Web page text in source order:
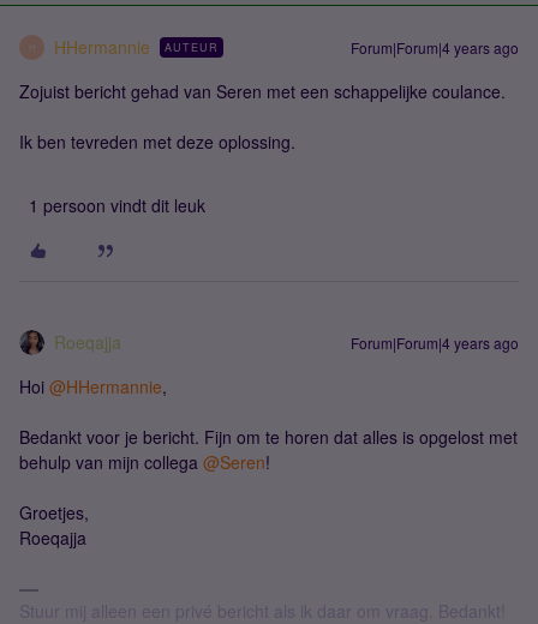
H HHermannie AUTEUR Forum|Forum|4 years ago
Zojuist bericht gehad van Seren met een schappelijke coulance.
Ik ben tevreden met deze oplossing.
1 persoon vindt dit leuk
Roeqajja Forum|Forum|4 years ago
Hoi @HHermannie,
Bedankt voor je bericht. Fijn om te horen dat alles is opgelost met
behulp van mijn collega @Seren!
Groetjes,
Roeqajja
Stuur mij alleen een privé bericht als ik daar om vraag. Bedankt!